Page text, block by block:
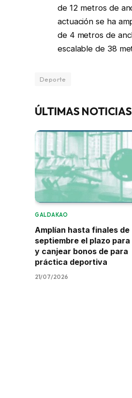
de 12 metros de
actuación se ha
de 4 metros de
escalable de 38
Deporte
ÚLTIMAS NOTICIAS
GALDAKAO
Amplían hasta finales de
septiembre el plazo
y canjear bonos de para
práctica deportiva
21/07/2026